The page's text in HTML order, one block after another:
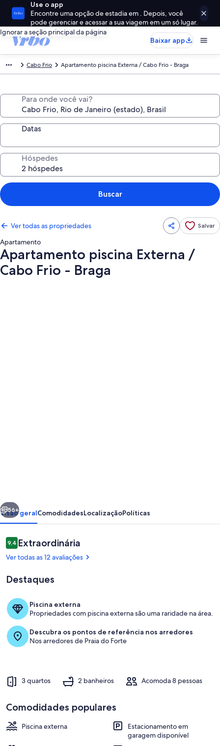
Use o app
Encontre uma opção de estadia em . Depois, você
pode gerenciar e acessar a sua viagem em um só lugar.
Ignorar a seção principal da página
Baixar app
Cabo Frio Apartamento piscina Externa / Cabo Frio - Braga
Para onde você vai?
Datas
Hóspedes
Buscar
Ver todas as propriedades Salvar
Apartamento
Apartamento piscina Externa /
Cabo Frio - Braga
Cabo
Frio
Braga
Área da propriedade
Próximo
56+
Visão geralComodidadesLocalizaçãoPolíticas
Avaliações
9,49,4 de 10
Extraordinária
Ver todas as 12 avaliações
Destaques
Piscina externa
Propriedades com piscina externa são uma raridade na área.
Descubra os pontos de referência nos arredores
Nos arredores de Praia do Forte
3 quartos 2 banheiros Acomoda 8 pessoas
Comodidades populares
Piscina externa
Estacionamento em
garagem disponível